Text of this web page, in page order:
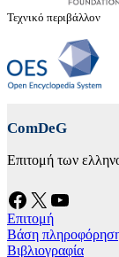
Τεχνικό περιβάλλον
ComDeG
Επιτομή των
Facebook X YouTube
Επιτομή
Βάση
Βιβλιογραφία